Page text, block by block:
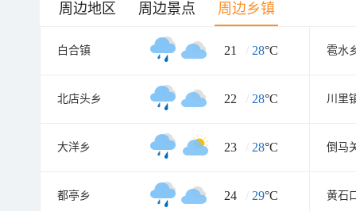
周边地区 周边景点 周边乡镇
白合镇 21 / 28°C 雹水
北店头乡 22 / 28°C 川里
大洋乡 23 / 28°C 倒马
都亭乡 24 / 29°C 黄石